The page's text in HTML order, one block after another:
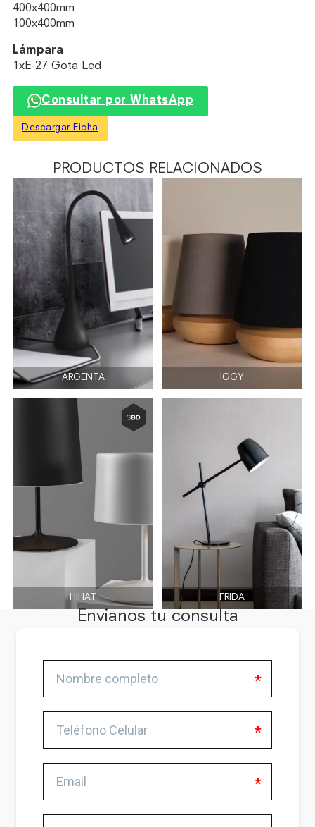
400x400mm
100x400mm
Lámpara
1xE-27 Gota Led
Consultar por WhatsApp
Descargar Ficha
PRODUCTOS RELACIONADOS
ARGENTA IGGY
HIHAT FRIDA
Envianos tu consulta